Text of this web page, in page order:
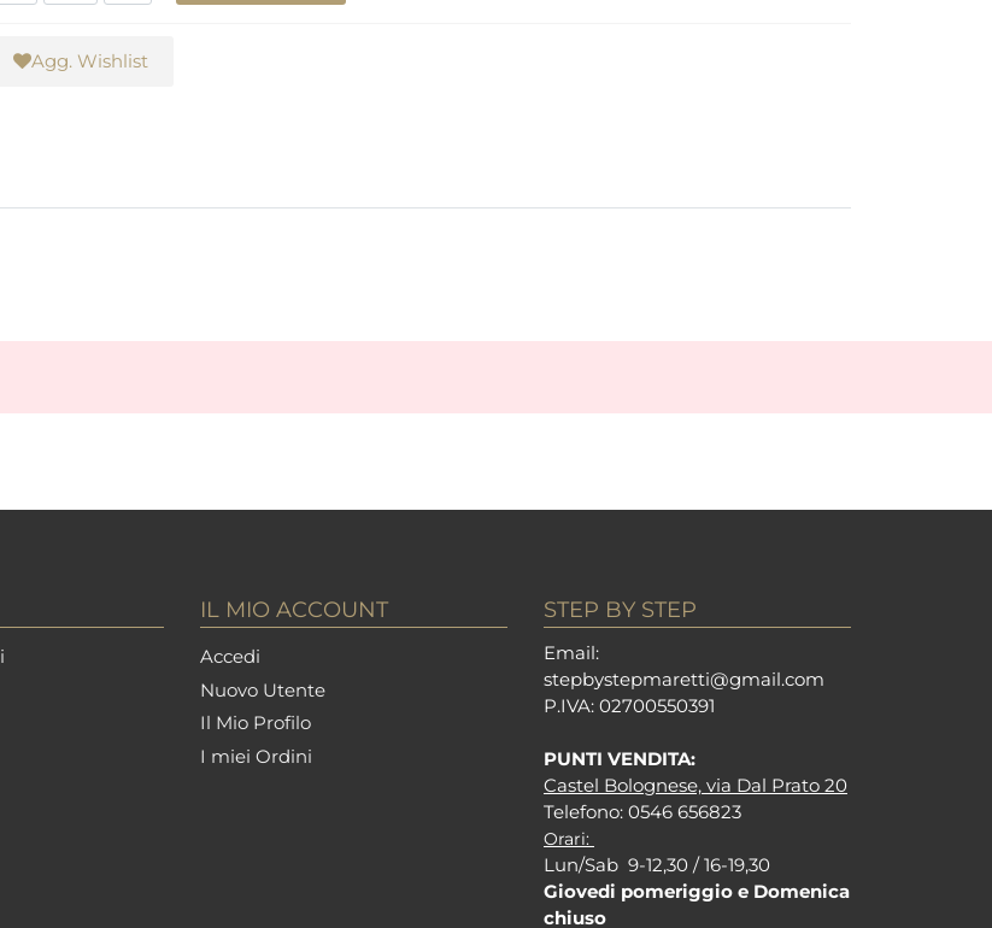
Agg. Wishlist
IL MIO ACCOUNT
Accedi
Nuovo Utente
Il Mio Profilo
I miei Ordini
STEP BY STEP
Email:
stepbystepmaretti@gmail.com
P.IVA: 02700550391
PUNTI VENDITA:
Castel Bolognese, via Dal Prato 20
Telefono: 0546 656823
Orari:
Lun/Sab 9-12,30 / 16-19,30
Giovedi pomeriggio e Domenica
chiuso